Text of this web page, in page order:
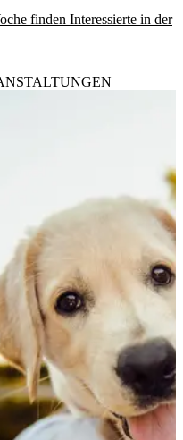
finden Interessierte in der